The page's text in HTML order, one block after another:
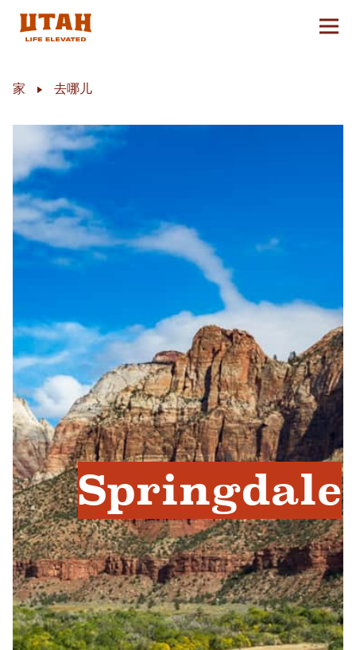
切换
家 去哪儿
Springdale